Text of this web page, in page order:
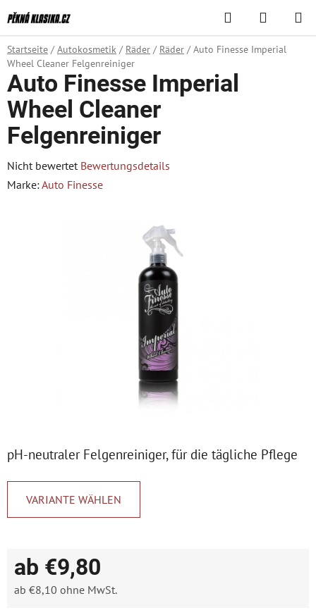
Inhalt
springen
Suchen
Startseite / Autokosmetik / Räder / Räder / Auto Finesse Imperial
Wheel Cleaner Felgenreiniger
pH-neutraler Felgenreiniger, für die tägliche Pflege
VARIANTE WÄHLEN
ab €9,80
ab €8,10 ohne MwSt.
Auto Finesse Imperial
Wheel Cleaner
Felgenreiniger
Die
durchschnittliche
Nicht bewertet Bewertungsdetails
Marke:Auto Finesse